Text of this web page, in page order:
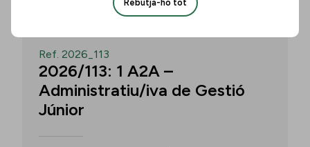
Ref. 2026_113
2026/113: 1 A2A –
Administratiu/iva de Gestió
Júnior
Rebutja-ho tot